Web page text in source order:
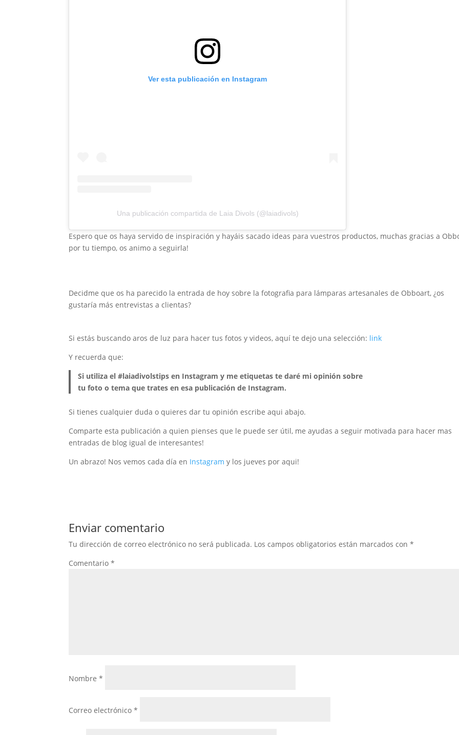
Ver esta publicación en Instagram
Una publicación compartida de Laia Divols (@laiadivols)
Espero que os haya servido de inspiración y hayáis sacado ideas para vuestros productos, muchas gracias a
por tu tiempo, os animo a seguirla!
Decidme que os ha parecido la entrada de hoy sobre la fotografia para lámparas artesanales de Obboart, ¿os
gustaría más entrevistas a clientas?
Si estás buscando aros de luz para hacer tus fotos y videos, aquí te dejo una selección: link
Y recuerda que:
Si utiliza el #laiadivolstips en Instagram y me etiquetas te daré mi opinión sobre
tu foto o tema que trates en esa publicación de Instagram.
Si tienes cualquier duda o quieres dar tu opinión escribe aqui abajo.
Comparte esta publicación a quien pienses que le puede ser útil, me ayudas a seguir motivada para hacer mas
entradas de blog igual de interesantes!
Un abrazo! Nos vemos cada día en Instagram y los jueves por aqui!
Enviar comentario
Tu dirección de correo electrónico no será publicada. Los campos obligatorios están marcados con*
Comentario*
Nombre*
Correo electrónico*